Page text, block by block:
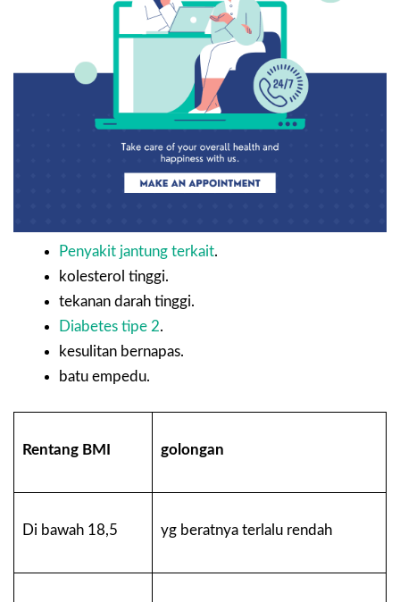
Penyakit jantung terkait.
kolesterol tinggi.
tekanan darah tinggi.
Diabetes tipe 2.
kesulitan bernapas.
batu empedu.
Rentang BMI golongan
Di bawah 18,5 yg beratnya terlalu rendah